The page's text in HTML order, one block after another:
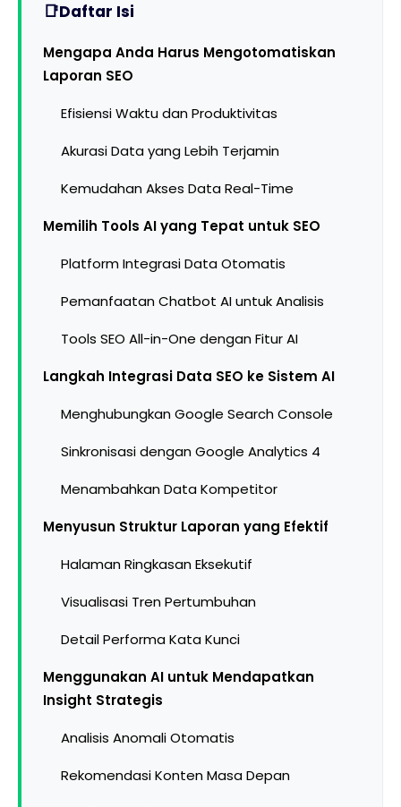
Daftar Isi
Mengapa Anda Harus Mengotomatiskan
Laporan SEO
Efisiensi Waktu dan Produktivitas
Akurasi Data yang Lebih Terjamin
Kemudahan Akses Data Real-Time
Memilih Tools AI yang Tepat untuk SEO
Platform Integrasi Data Otomatis
Pemanfaatan Chatbot AI untuk Analisis
Tools SEO All-in-One dengan Fitur AI
Langkah Integrasi Data SEO ke Sistem AI
Menghubungkan Google Search Console
Sinkronisasi dengan Google Analytics 4
Menambahkan Data Kompetitor
Menyusun Struktur Laporan yang Efektif
Halaman Ringkasan Eksekutif
Visualisasi Tren Pertumbuhan
Detail Performa Kata Kunci
Menggunakan AI untuk Mendapatkan
Insight Strategis
Analisis Anomali Otomatis
Rekomendasi Konten Masa Depan